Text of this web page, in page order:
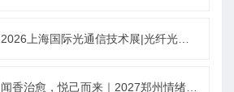
2026上海国际光通信技术展|光纤光缆、光模块展|光通信设备展览会
闻香治愈，悦己而来｜2027郑州情绪价值经济博览会香氛产业馆